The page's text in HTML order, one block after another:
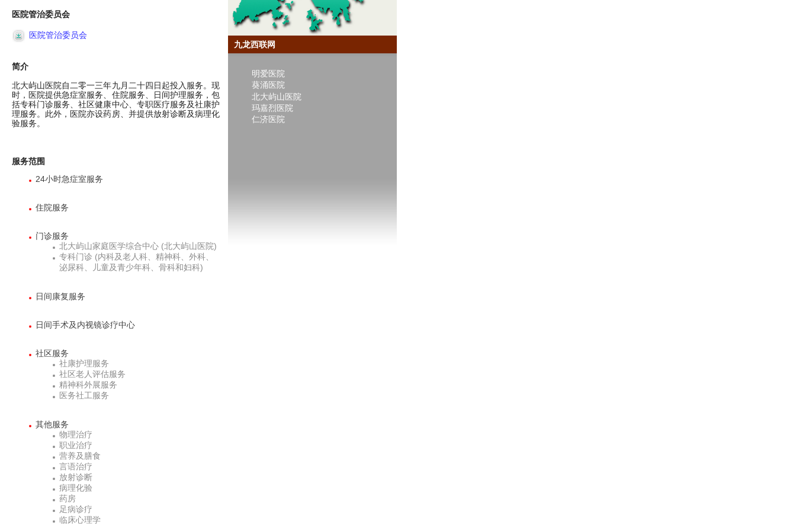
医院管治委员会
医院管治委员会
简介
北大屿山医院自二零一三年九月二十四日起投入服务。现
时，医院提供急症室服务、住院服务、日间护理服务，包
括专科门诊服务、社区健康中心、专职医疗服务及社康护
理服务。此外，医院亦设药房、并提供放射诊断及病理化
验服务。
服务范围
24小时急症室服务
住院服务
门诊服务
北大屿山家庭医学综合中心 (北大屿山医院)
专科门诊 (内科及老人科、精神科、外科、
泌尿科、儿童及青少年科、骨科和妇科)
日间康复服务
日间手术及内视镜诊疗中心
社区服务
社康护理服务
社区老人评估服务
精神科外展服务
医务社工服务
其他服务
物理治疗
职业治疗
营养及膳食
言语治疗
放射诊断
病理化验
药房
足病诊疗
临床心理学
九龙西联网
明爱医院
葵涌医院
北大屿山医院
玛嘉烈医院
仁济医院